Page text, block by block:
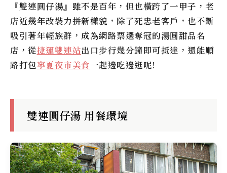
『雙連圓仔湯』雖不是百年，但也橫跨了一甲子，老
店近幾年改裝力拼新樣貌，除了死忠老客戶，也不斷
吸引著年輕族群，成為網路票選奪冠的湯圓甜品名
店，從捷運雙連站出口步行幾分鐘即可抵達，還能順
路打包寧夏夜市美食一起邊吃邊逛呢!
雙連圓仔湯 用餐環境